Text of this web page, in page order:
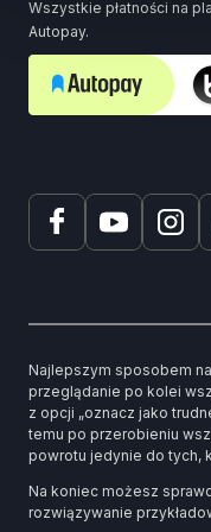
Wszystkie płatności na
Autopay.
Najlepszym sposobem
przeglądanie po kolei
z opcji „oznacz jako
temu po przerobieniu
powrotu jedynie do tych,
Na koniec możesz
rozwiązywanie